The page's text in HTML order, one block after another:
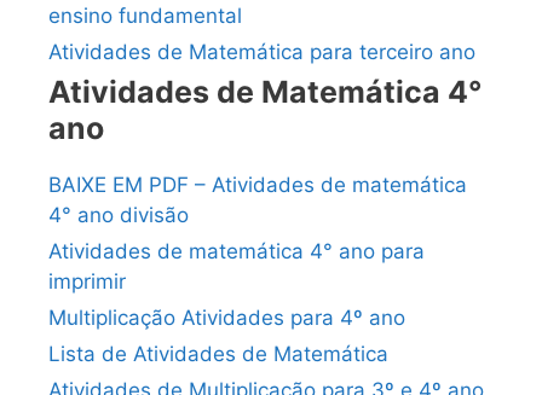
ensino fundamental
Atividades de Matemática para terceiro ano
Atividades de Matemática 4°
ano
BAIXE EM PDF – Atividades de matemática
4° ano divisão
Atividades de matemática 4° ano para
imprimir
Multiplicação Atividades para 4º ano
Lista de Atividades de Matemática